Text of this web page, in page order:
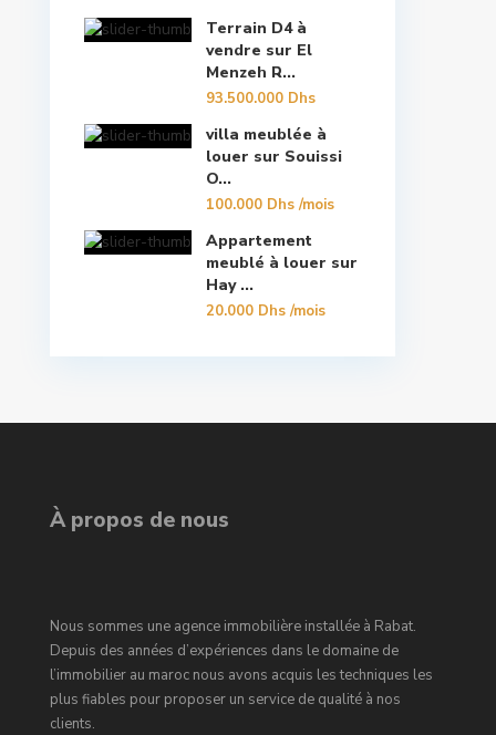
Terrain D4 à
vendre sur El
Menzeh R...
93.500.000 Dhs
villa meublée à
louer sur Souissi
O...
100.000 Dhs/mois
Appartement
meublé à louer sur
Hay ...
20.000 Dhs/mois
À propos de nous
Nous sommes une agence immobilière installée à Rabat.
Depuis des années d’expériences dans le domaine de
l’immobilier au maroc nous avons acquis les techniques les
plus fiables pour proposer un service de qualité à nos
clients.